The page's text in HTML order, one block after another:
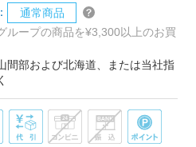
通常商品
ループの商品を¥3,300以上のお買
間部および北海道、または当社指